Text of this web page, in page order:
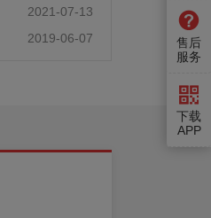
2021-07-13
2019-06-07
售后
服务
下载
APP